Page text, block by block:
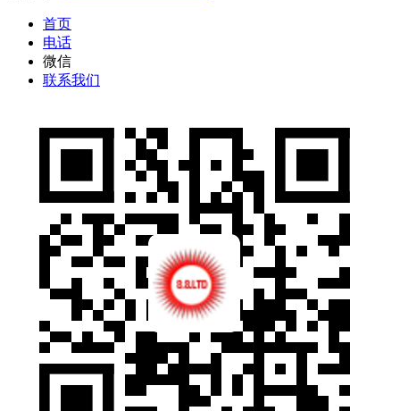
首页
电话
微信
联系我们